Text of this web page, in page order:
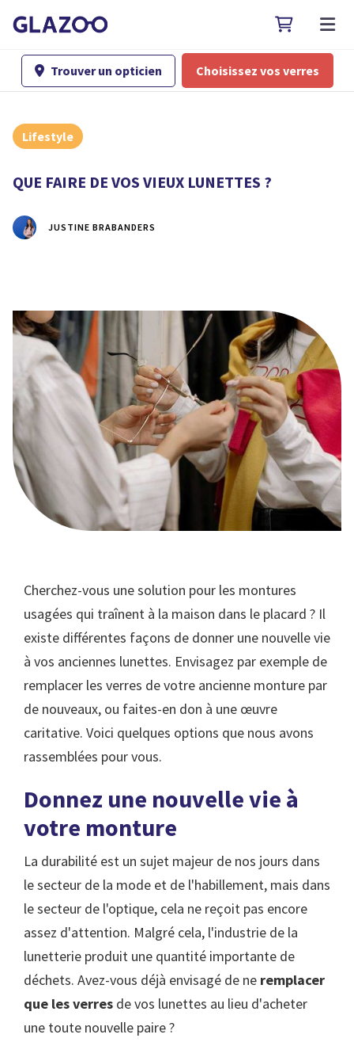

 Trouver un opticien Choisissez vos verres
Lifestyle
QUE FAIRE DE VOS VIEUX LUNETTES ?
JUSTINE BRABANDERS
Cherchez-vous une solution pour les montures
usagées qui traînent à la maison dans le placard ? Il
existe différentes façons de donner une nouvelle vie
à vos anciennes lunettes. Envisagez par exemple de
remplacer les verres de votre ancienne monture par
de nouveaux, ou faites-en don à une œuvre
caritative. Voici quelques options que nous avons
rassemblées pour vous.
Donnez une nouvelle vie à
votre monture
La durabilité est un sujet majeur de nos jours dans
le secteur de la mode et de l'habillement, mais dans
le secteur de l'optique, cela ne reçoit pas encore
assez d'attention. Malgré cela, l'industrie de la
lunetterie produit une quantité importante de
déchets. Avez-vous déjà envisagé de ne remplacer
que les verres de vos lunettes au lieu d'acheter
une toute nouvelle paire ?